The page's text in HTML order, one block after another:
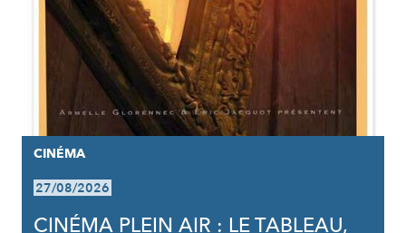
CINÉMA
27/08/2026
CINÉMA PLEIN AIR : LE TABLEAU,